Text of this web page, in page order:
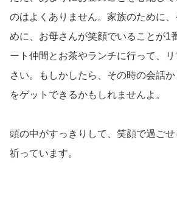
のはよくありません。家族のために
めに、お母さんが笑顔でいることが1
ート仲間とお茶やランチに行って、
さい。もしかしたら、その時の会話
をゲットできるかもしれませんよ。
頭の中がすっきりして、笑顔で過ご
祈っています。